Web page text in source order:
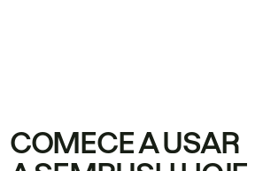
COMECE A USAR